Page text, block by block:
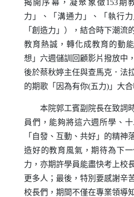
揭開序幕，凝聚象徵153期
力」、「溝通力」、「執行
「創造力」），結合時下潮流
教育熱誠，轉化成教育的動
想」六週儲訓回顧影片撥放中
後於蔡秋婷主任與查馬克．法
的期歌「因為有你(五力) 」大
本院郭工賓副院長在致詞
員們，能夠將這六週所學、
「自發、互動、共好」的精神
造好的教育風氣，期待為下
力，亦期許學員能盡快考上校
更多人；最後，特別要感謝辛
校長們，期間不僅在專業領導